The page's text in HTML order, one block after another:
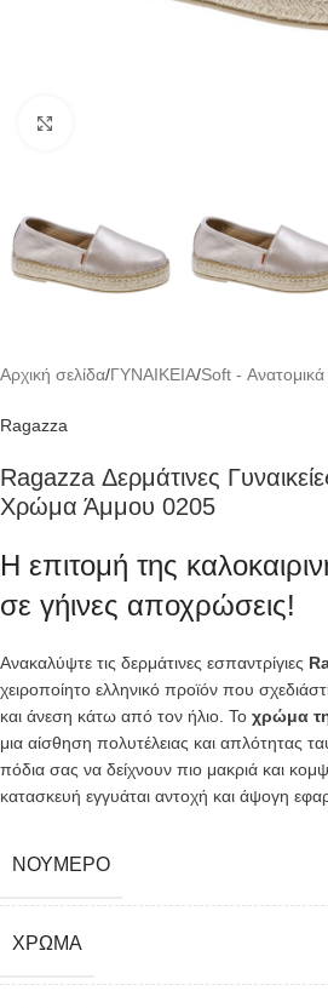
Αρχική σελίδα/ΓΥΝΑΙΚΕΙΑ/Soft - Ανατομικά
Ragazza
Ragazza Δερμάτινες
Χρώμα Άμμου 0205
Η επιτομή της
σε γήινες αποχρώσεις!
Ανακαλύψτε τις δερμάτινες εσπαντρίγιες
χειροποίητο ελληνικό προϊόν που
και άνεση κάτω από τον ήλιο. Το χρώμα
μια αίσθηση πολυτέλειας και απλότητας
πόδια σας να δείχνουν πιο μακριά και
κατασκευή εγγυάται αντοχή και άψογη
ΝΟΎΜΕΡΟ
ΧΡΏΜΑ